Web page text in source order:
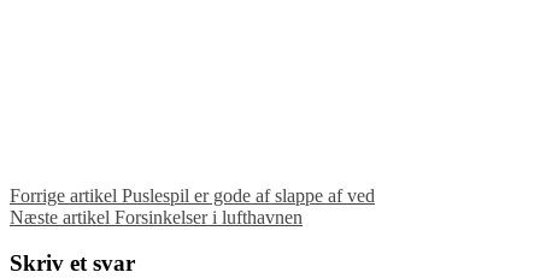
Læs
videre
Forrige artikel Puslespil er gode af slappe af ved
Næste artikel Forsinkelser i lufthavnen
Skriv et svar